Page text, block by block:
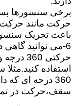
برخی سنسورها
حرکت مانند حرکت
باعث تحریک
6-می توانید
حرکتی
استفاده
360 درجه ای
سقف،حرکت در